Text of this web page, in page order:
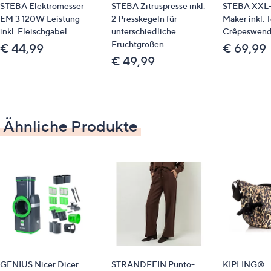
Identifikationsnummer
GTIN: 4011833303196
Bitte beachten
STEBA Elektromesser
EM 3 120W Leistung
inkl. Fleischgabel
€ 44,99
STEBA Zitruspresse inkl.
2 Presskegeln für
unterschiedliche
Fruchtgrößen
€ 49,99
STEBA
Maker inkl.
€ 69,99
Ähnliche Produkte
GENIUS Nicer Dicer STRANDFEIN Punto- KIPLING®